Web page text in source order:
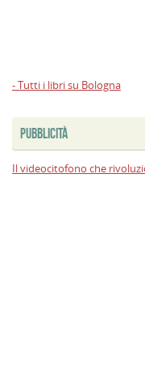
- Tutti i libri su Bologna
PUBBLICITÀ
Il videocitofono che